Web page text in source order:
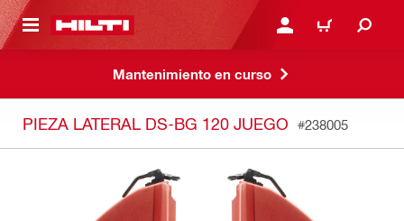
PRINCIPAL INICIE SESIÓN O
CARRITO
Mantenimiento en curso
PIEZA LATERAL DS-BG 120 JUEGO #238005